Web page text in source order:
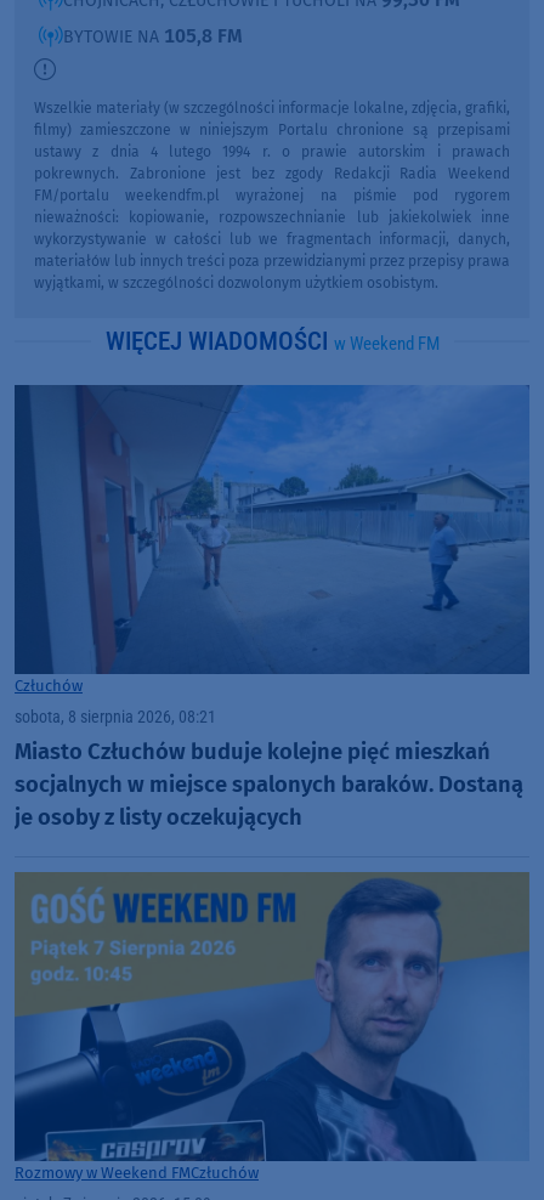
BYTOWIE NA 105,8 FM
Wszelkie materiały (w szczególności informacje lokalne, zdjęcia, grafiki,
filmy) zamieszczone w niniejszym Portalu chronione są przepisami
ustawy z dnia 4 lutego 1994 r. o prawie autorskim i prawach
pokrewnych. Zabronione jest bez zgody Redakcji Radia Weekend
FM/portalu weekendfm.pl wyrażonej na piśmie pod rygorem
nieważności: kopiowanie, rozpowszechnianie lub jakiekolwiek inne
wykorzystywanie w całości lub we fragmentach informacji, danych,
materiałów lub innych treści poza przewidzianymi przez przepisy prawa
wyjątkami, w szczególności dozwolonym użytkiem osobistym.
WIĘCEJ WIADOMOŚCI w Weekend FM
Człuchów
sobota, 8 sierpnia 2026, 08:21
Miasto Człuchów buduje kolejne pięć mieszkań
socjalnych w miejsce spalonych baraków. Dostaną
je osoby z listy oczekujących
Rozmowy w Weekend FMCzłuchów